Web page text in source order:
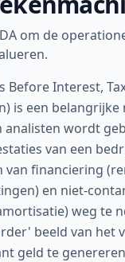
om de
Before Interest,
is een
analisten wordt
van een
van financiering
en niet-
weg te
beeld van het
geld te